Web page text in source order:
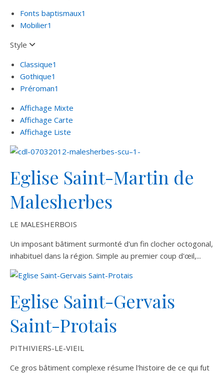
Fonts baptismaux1
Mobilier1
Style
Classique1
Gothique1
Préroman1
Affichage Mixte
Affichage Carte
Affichage Liste
Eglise Saint-Martin de
Malesherbes
LE MALESHERBOIS
Un imposant bâtiment surmonté d'un fin clocher octogonal,
inhabituel dans la région. Simple au premier coup d'œil,...
Eglise Saint-Gervais
Saint-Protais
PITHIVIERS-LE-VIEIL
Ce gros bâtiment complexe résume l'histoire de ce qui fut